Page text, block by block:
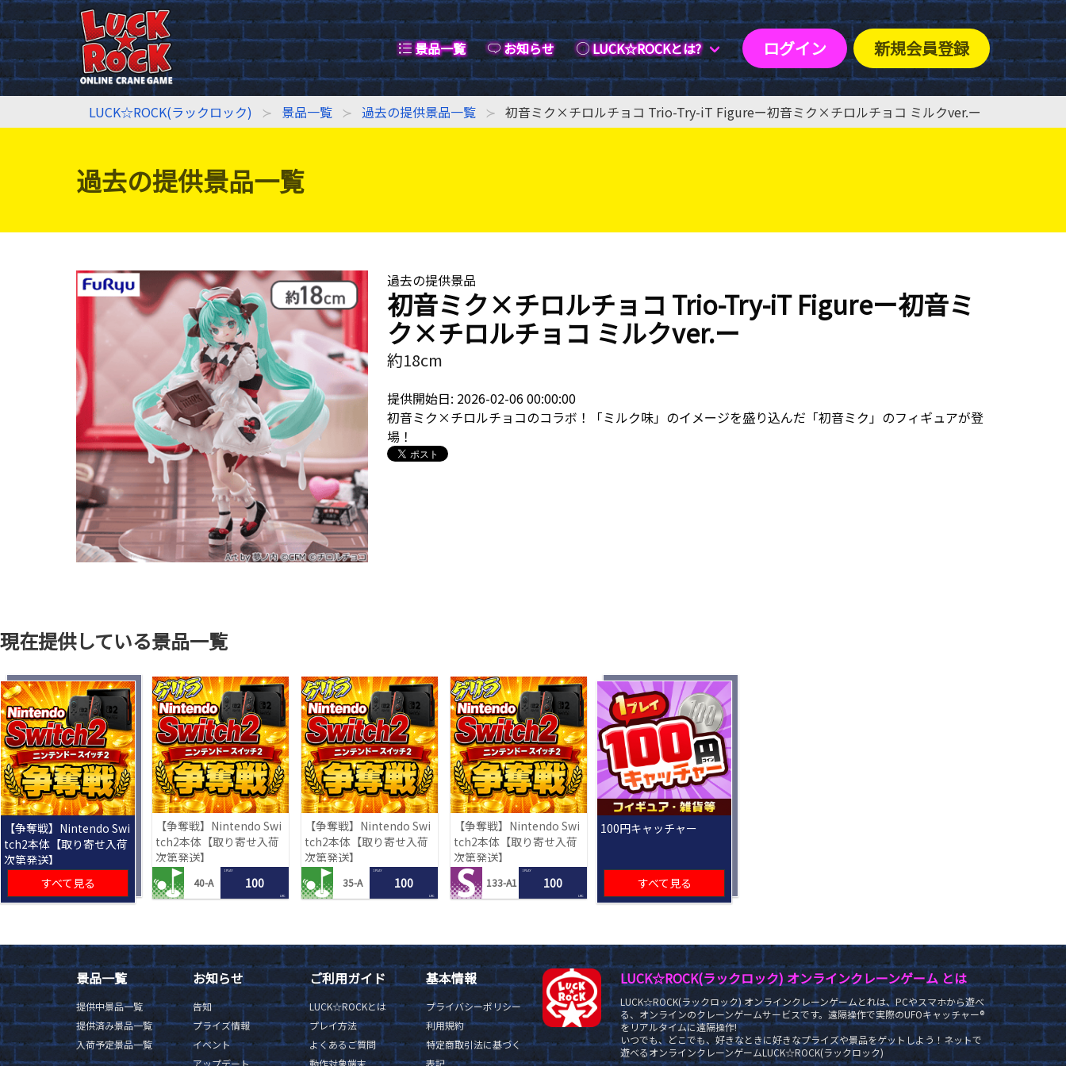
景品一覧 お知らせ LUCK☆ROCKとは? ログイン 新規会員登録
LUCK☆ROCK(ラックロック) 景品一覧 過去の提供景品一覧 初音ミク×チロルチョコ Trio-Try-iT Figureー初音ミク×チロルチョコ ミルクver.ー
過去の提供景品一覧
過去の提供景品
初音ミク×チロルチョコ Trio-Try-iT Figureー初音ミ
ク×チロルチョコ ミルクver.ー
約18cm
提供開始日: 2026-02-06 00:00:00
初音ミク×チロルチョコのコラボ！「ミルク味」のイメージを盛り込んだ「初音ミク」のフィギュアが登
場！
現在提供している景品一覧
【争奪戦】Nintendo Swi
tch2本体【取り寄せ入荷
次第発送】
すべて見る
【争奪戦】Nintendo Swi
tch2本体【取り寄せ入荷
次第発送】
40-A
1 PLAY
100
LRC
【争奪戦】Nintendo Swi
tch2本体【取り寄せ入荷
次第発送】
35-A
1 PLAY
100
LRC
【争奪戦】Nintendo Swi
tch2本体【取り寄せ入荷
次第発送】
133-A1
1 PLAY
100
LRC
100円キャッチャー
すべて見る
景品一覧
提供中景品一覧
提供済み景品一覧
入荷予定景品一覧
お知らせ
告知
プライズ情報
イベント
アップデート
ご利用ガイド
LUCK☆ROCKとは
プレイ方法
よくあるご質問
動作対象端末
基本情報
プライバシーポリシー
利用規約
特定商取引法に基づく
表記
LUCK☆ROCK(ラックロック) オンラインクレーンゲーム とは
LUCK☆ROCK(ラックロック) オンラインクレーンゲームとれは、PCやスマホから遊べ
る、オンラインのクレーンゲームサービスです。遠隔操作で実際のUFOキャッチャー®
をリアルタイムに遠隔操作!
いつでも、どこでも、好きなときに好きなプライズや景品をゲットしよう！ネットで
遊べるオンラインクレーンゲームLUCK☆ROCK(ラックロック)